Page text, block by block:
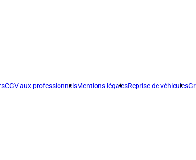
CGV aux professionnelsMentions légalesReprise de véhicules